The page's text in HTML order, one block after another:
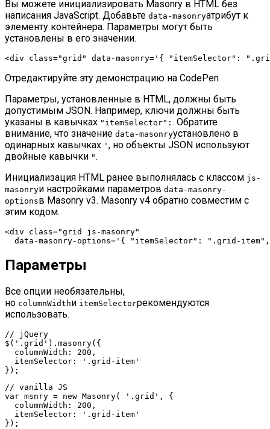
Вы можете инициализировать Masonry в HTML без
написания JavaScript. Добавьте data-masonryатрибут к
элементу контейнера. Параметры могут быть
установлены в его значении.
<div class="grid" data-masonry= '{ "itemSelector":
Отредактируйте эту демонстрацию на CodePen
Параметры, установленные в HTML, должны быть
допустимым JSON. Например, ключи должны быть
указаны в кавычках "itemSelector" : . Обратите
внимание, что значение data-masonryустановлено в
одинарных кавычках ' , но объекты JSON используют
двойные кавычки " .
Инициализация HTML ранее выполнялась с классом js-
masonryи настройками параметров data-masonry-
optionsв Masonry v3. Masonry v4 обратно совместим с
этим кодом.
<div class="grid js-masonry"
data-masonry-options= '{ "itemSelector": ".grid-item",
Параметры
Все опции необязательны,
но columnWidthи itemSelectorрекомендуются
использовать.
// jQuery
$('.grid').masonry({
  columnWidth: 200,
  itemSelector: '.grid-item'
});
// vanilla JS
var msnry = new Masonry( '.grid', {
  columnWidth: 200,
  itemSelector: '.grid-item'
});